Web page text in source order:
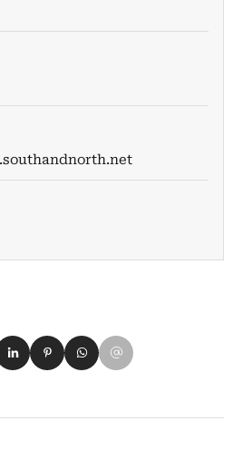
Facebook
su Xsu LinkedIn
Condividi su Pinterest
Condividi su WhatsApp
Condividi su Email